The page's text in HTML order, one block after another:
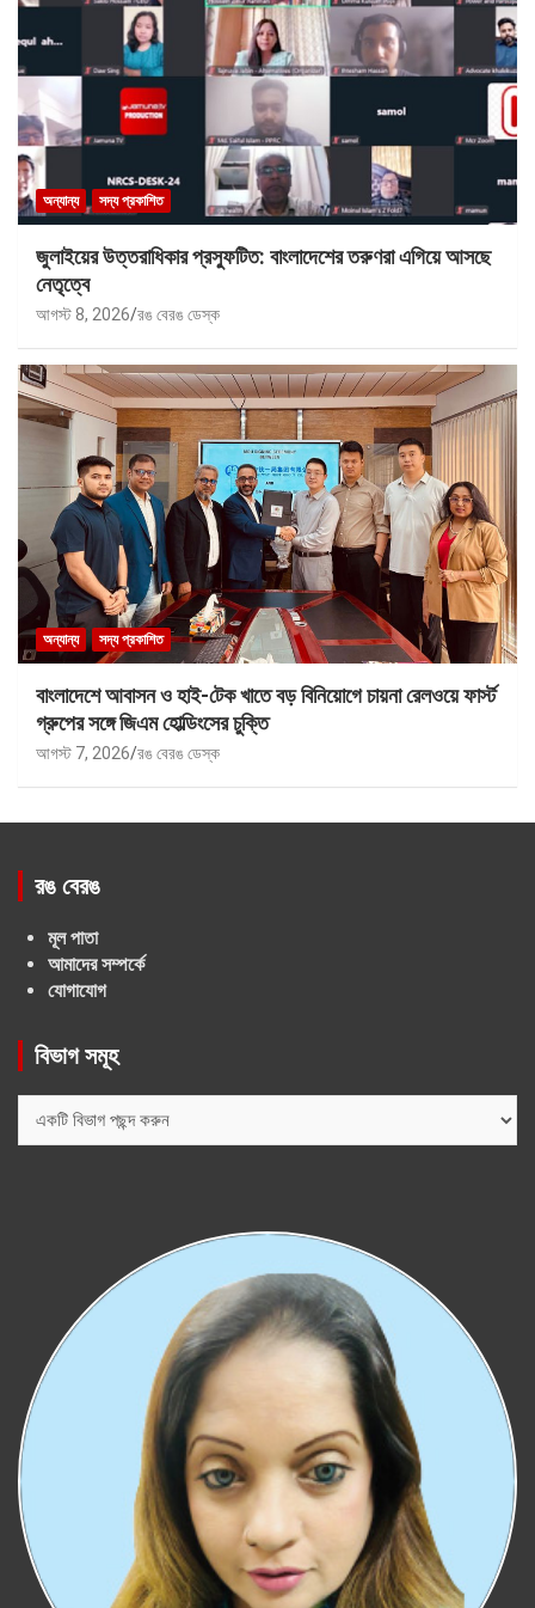
অন্যান্য সদ্য প্রকাশিত
জুলাইয়ের উত্তরাধিকার প্রস্ফুটিত: বাংলাদেশের তরুণরা এগিয়ে আসছে
নেতৃত্বে
আগস্ট 8, 2026 রঙ বেরঙ ডেস্ক
অন্যান্য সদ্য প্রকাশিত
বাংলাদেশে আবাসন ও হাই-টেক খাতে বড় বিনিয়োগে চায়না রেলওয়ে ফার্স্ট
গ্রুপের সঙ্গে জিএম হোল্ডিংসের চুক্তি
আগস্ট 7, 2026 রঙ বেরঙ ডেস্ক
রঙ বেরঙ
মূল পাতা
আমাদের সম্পর্কে
যোগাযোগ
বিভাগ সমূহ